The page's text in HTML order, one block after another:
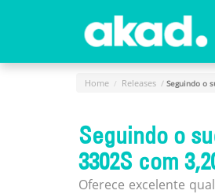
Menu Principal
Novidades
Home Releases Seguindo o
Seguindo o
3302S com
Oferece excelente